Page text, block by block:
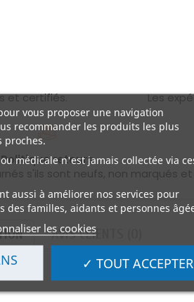
et certifiés.
Les
Politique retours
s'ils sont neufs, non marqués
AVIS CLIENTS (0)
vous proposer une navigation
recommander les produits les plus
proches.
médicale n'est jamais collectée via
aussi à améliorer nos services pour
des familles, aidants et personnes
les cookies
✓ TOUT ACCEPTER